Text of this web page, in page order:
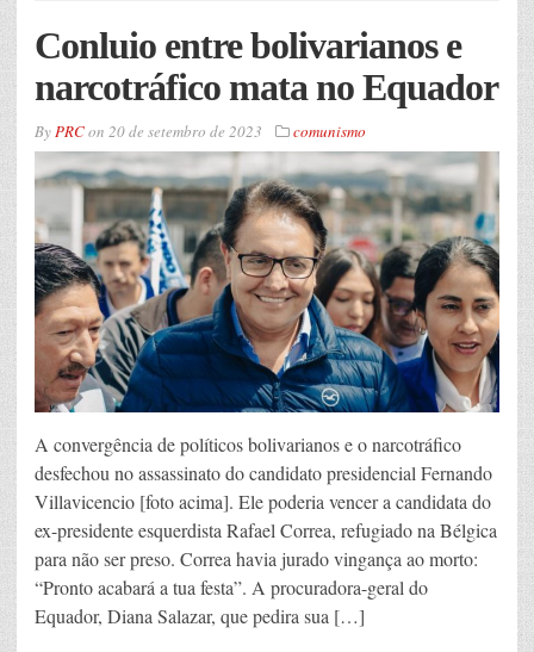
Conluio entre bolivarianos e
narcotráfico mata no Equador
ByPRCon 20 de setembro de 2023 comunismo
A convergência de políticos bolivarianos e o narcotráfico
desfechou no assassinato do candidato presidencial Fernando
Villavicencio [foto acima]. Ele poderia vencer a candidata do
ex-presidente esquerdista Rafael Correa, refugiado na Bélgica
para não ser preso. Correa havia jurado vingança ao morto:
“Pronto acabará a tua festa”. A procuradora-geral do
Equador, Diana Salazar, que pedira sua […]